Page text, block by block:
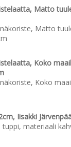
Matto
Matto
Koko
Koko
Iisakki
materiaali